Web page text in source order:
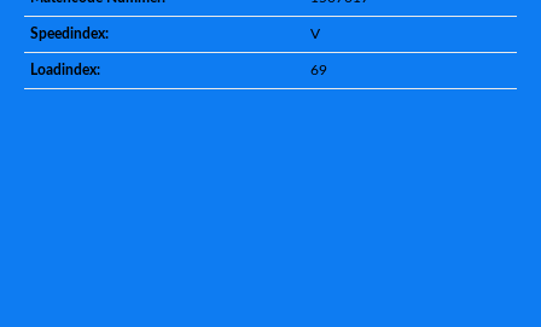
Speedindex: V
Loadindex: 69